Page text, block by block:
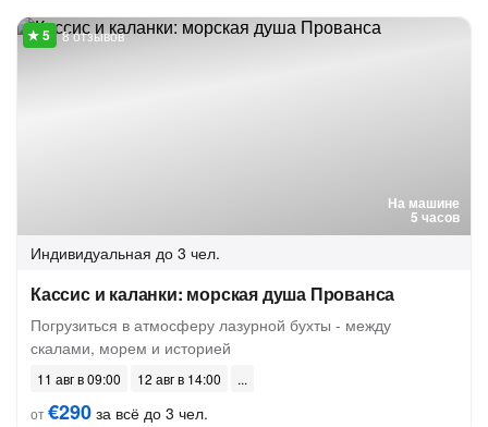
На машине
5 часов
8 отзывов
Индивидуальная до 3 чел.
Кассис и каланки: морская душа Прованса
Погрузиться в атмосферу лазурной бухты - между
скалами, морем и историей
11 авг в 09:00
12 авг в 14:00
от€290 за всё до 3 чел.